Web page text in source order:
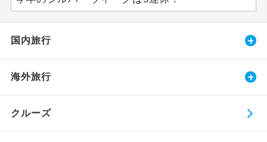
国内旅行
海外旅行
クルーズ